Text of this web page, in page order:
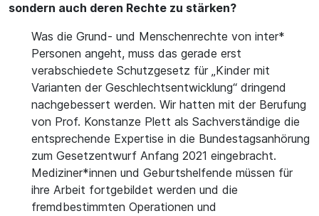
sondern auch deren Rechte zu stärken?
Was die Grund- und Menschenrechte von inter*
Personen angeht, muss das gerade erst
verabschiedete Schutzgesetz für „Kinder mit
Varianten der Geschlechtsentwicklung“ dringend
nachgebessert werden. Wir hatten mit der Berufung
von Prof. Konstanze Plett als Sachverständige die
entsprechende Expertise in die Bundestagsanhörung
zum Gesetzentwurf Anfang 2021 eingebracht.
Mediziner*innen und Geburtshelfende müssen für
ihre Arbeit fortgebildet werden und die
fremdbestimmten Operationen und